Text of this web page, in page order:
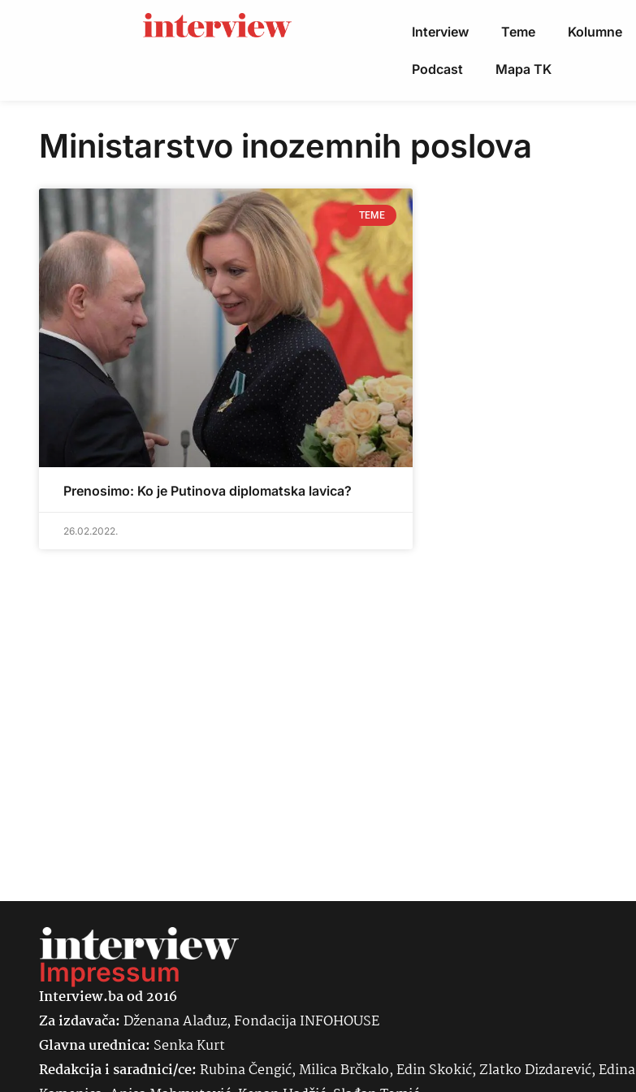
Interview Teme Kolumne
Podcast Mapa TK
Ministarstvo inozemnih poslova
TEME
Prenosimo: Ko je Putinova diplomatska lavica?
26.02.2022.
Impressum
Interview.ba od 2016
Za izdavača:Dženana Alađuz, Fondacija INFOHOUSE
Glavna urednica: SenkaKurt
Redakcija i saradnici/ce:Rubina Čengić, Milica Brčkalo, Edin Skokić, Zlatko Dizdarević, Edina